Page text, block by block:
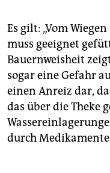
Es gilt: „Vom
muss geeignet
Bauernweisheit
sogar eine Gefahr
einen Anreiz dar,
das über die Theke
durch